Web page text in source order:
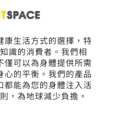
康生活方式的選擇，特
識的消費者。我們相
僅可以為身體提供所需
心的平衡。我們的產品
都能為您的身體注入活
，為地球減少負擔。